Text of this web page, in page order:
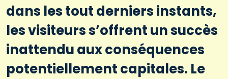
dans les tout derniers instants,
les visiteurs s’offrent un succès
inattendu aux conséquences
potentiellement capitales. Le